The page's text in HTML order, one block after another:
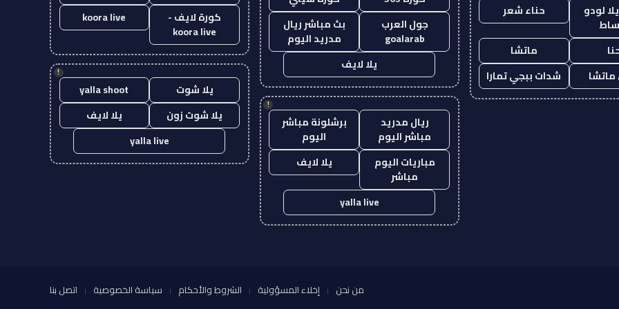
لودو
حناء شعر
ماتشا
شدات ببجي تمارا
جول العرب
goalarab
بث مباشر ريال
مدريد اليوم
يلا لايف
!
ريال مدريد
مباشر اليوم
برشلونة مباشر
اليوم
مباريات اليوم
مباشر
يلا لايف
yalla live
كورة لايف -
koora live
koora live
!
يلا شوت
yalla shoot
يلا شوت زون
يلا لايف
yalla live
من نحن إخلاء المسؤولية الشروط والأحكام سياسة الخصوصية اتصل بنا